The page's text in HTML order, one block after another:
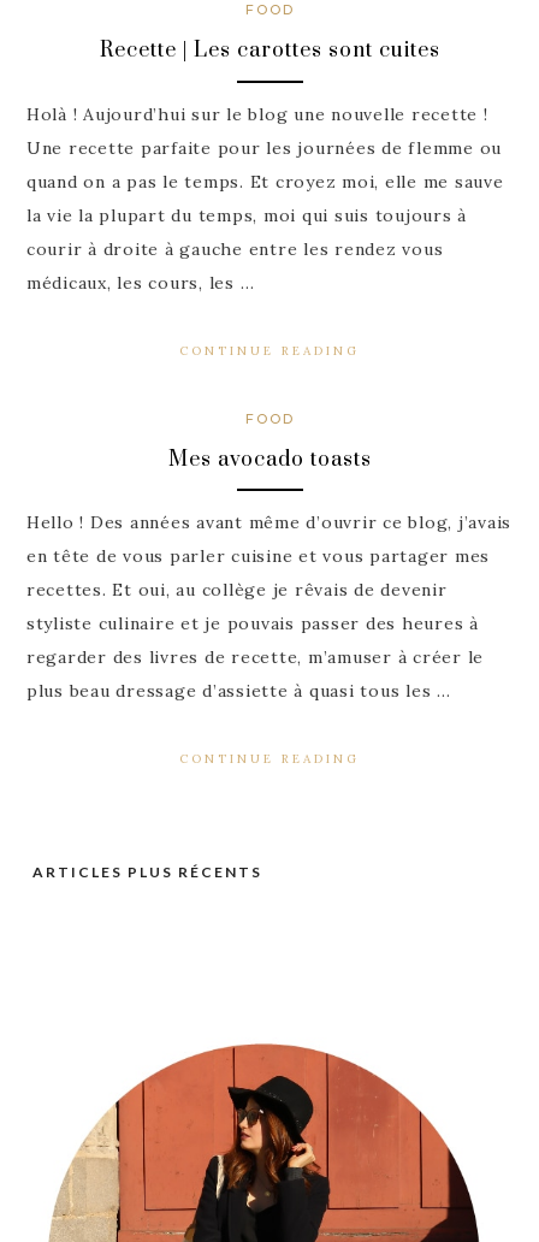
FOOD
Recette | Les carottes sont cuites
Holà ! Aujourd’hui sur le blog une nouvelle recette !
Une recette parfaite pour les journées de flemme ou
quand on a pas le temps. Et croyez moi, elle me sauve
la vie la plupart du temps, moi qui suis toujours à
courir à droite à gauche entre les rendez vous
médicaux, les cours, les …
CONTINUE READING
FOOD
Mes avocado toasts
Hello ! Des années avant même d’ouvrir ce blog, j’avais
en tête de vous parler cuisine et vous partager mes
recettes. Et oui, au collège je rêvais de devenir
styliste culinaire et je pouvais passer des heures à
regarder des livres de recette, m’amuser à créer le
plus beau dressage d’assiette à quasi tous les …
CONTINUE READING
Navigation
ARTICLES PLUS RÉCENTS